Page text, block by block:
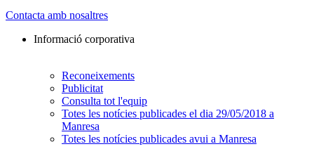
Contacta amb nosaltres
Informació corporativa
Reconeixements
Publicitat
Consulta tot l'equip
Totes les notícies publicades el dia 29/05/2018 a
Manresa
Totes les notícies publicades avui a Manresa